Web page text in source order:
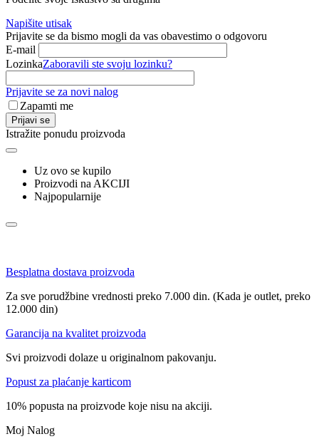
Napišite utisak
Prijavite se da bismo mogli da vas obavestimo o odgovoru
E-mail
LozinkaZaboravili ste svoju lozinku?
Prijavite se za novi nalog
Zapamti me
Prijavi se
Istražite ponudu proizvoda
Uz ovo se kupilo
Proizvodi na AKCIJI
Najpopularnije
Besplatna dostava proizvoda
Za sve porudžbine vrednosti preko 7.000 din. (Kada je outlet, preko
12.000 din)
Garancija na kvalitet proizvoda
Svi proizvodi dolaze u originalnom pakovanju.
Popust za plaćanje karticom
10% popusta na proizvode koje nisu na akciji.
Moj Nalog